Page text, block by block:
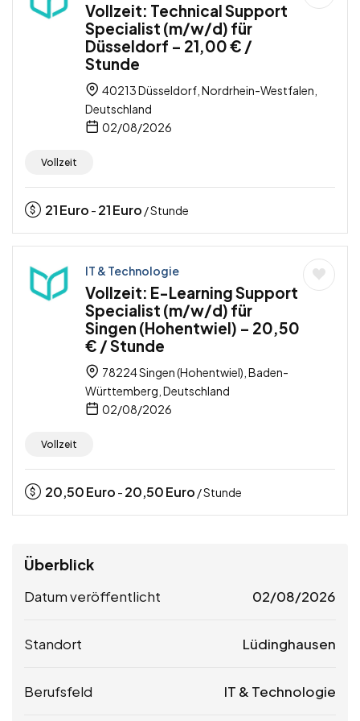
Vollzeit: Technical Support
Specialist (m/w/d) für
Düsseldorf – 21,00 € /
Stunde
40213 Düsseldorf, Nordrhein-Westfalen,
Deutschland
02/08/2026
Vollzeit
21Euro - 21Euro / Stunde
IT & Technologie
Vollzeit: E-Learning Support
Specialist (m/w/d) für
Singen (Hohentwiel) – 20,50
€ / Stunde
78224 Singen (Hohentwiel), Baden-
Württemberg, Deutschland
02/08/2026
Vollzeit
20,50Euro - 20,50Euro / Stunde
Überblick
Datum veröffentlicht 02/08/2026
Standort Lüdinghausen
Berufsfeld IT & Technologie